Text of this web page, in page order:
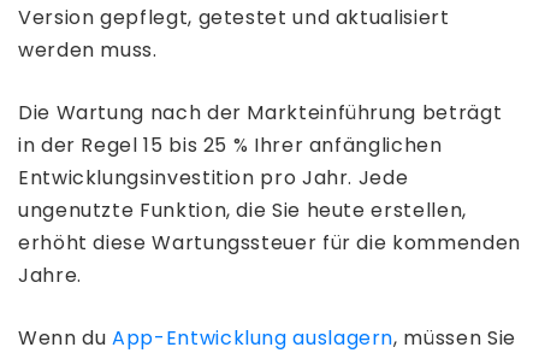
Version gepflegt, getestet und aktualisiert
werden muss.
Die Wartung nach der Markteinführung beträgt
in der Regel 15 bis 25 % Ihrer anfänglichen
Entwicklungsinvestition pro Jahr. Jede
ungenutzte Funktion, die Sie heute erstellen,
erhöht diese Wartungssteuer für die kommenden
Jahre.
Wenn duApp-Entwicklung auslagern, müssen Sie